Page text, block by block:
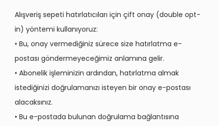
Alışveriş sepeti hatırlatıcıları için çift onay (double opt-
in) yöntemi kullanıyoruz:
• Bu, onay vermediğiniz sürece size hatırlatma e-
postası göndermeyeceğimiz anlamına gelir.
• Abonelik işleminizin ardından, hatırlatma almak
istediğinizi doğrulamanızı isteyen bir onay e-postası
alacaksınız.
• Bu e-postada bulunan doğrulama bağlantısına